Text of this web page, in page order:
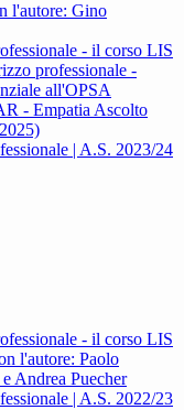
l'autore: Gino
- il corso LIS
professionale -
all'OPSA
- Empatia Ascolto
| A.S. 2023/24
- il corso LIS
l'autore: Paolo
Andrea Puecher
| A.S. 2022/23